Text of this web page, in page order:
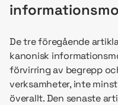
De tre föregående
kanonisk
förvirring av begrepp
verksamheter, inte
överallt. Den senaste